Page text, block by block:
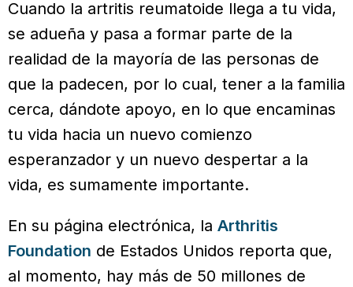
Cuando la artritis reumatoide llega a tu vida,
se adueña y pasa a formar parte de la
realidad de la mayoría de las personas de
que la padecen, por lo cual, tener a la familia
cerca, dándote apoyo, en lo que encaminas
tu vida hacia un nuevo comienzo
esperanzador y un nuevo despertar a la
vida, es sumamente importante.
En su página electrónica, la Arthritis
Foundation de Estados Unidos reporta que,
al momento, hay más de 50 millones de